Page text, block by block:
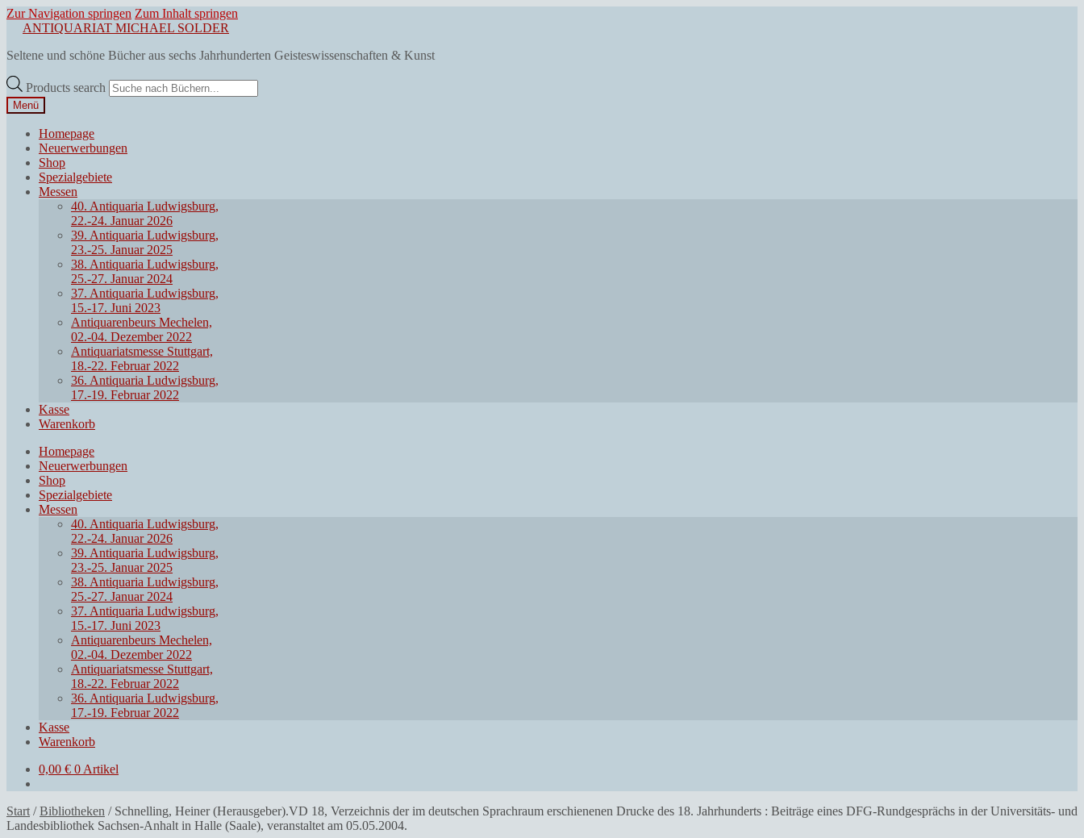
Zur Navigation springen Zum Inhalt springen
ANTIQUARIAT MICHAEL SOLDER
Seltene und schöne Bücher aus sechs Jahrhunderten Geisteswissenschaften & Kunst
Products search
Menü
Homepage
Neuerwerbungen
Shop
Spezialgebiete
Messen
40. Antiquaria Ludwigsburg,
22.-24. Januar 2026
39. Antiquaria Ludwigsburg,
23.-25. Januar 2025
38. Antiquaria Ludwigsburg,
25.-27. Januar 2024
37. Antiquaria Ludwigsburg,
15.-17. Juni 2023
Antiquarenbeurs Mechelen,
02.-04. Dezember 2022
Antiquariatsmesse Stuttgart,
18.-22. Februar 2022
36. Antiquaria Ludwigsburg,
17.-19. Februar 2022
Kasse
Warenkorb
Homepage
Neuerwerbungen
Shop
Spezialgebiete
Messen
40. Antiquaria Ludwigsburg,
22.-24. Januar 2026
39. Antiquaria Ludwigsburg,
23.-25. Januar 2025
38. Antiquaria Ludwigsburg,
25.-27. Januar 2024
37. Antiquaria Ludwigsburg,
15.-17. Juni 2023
Antiquarenbeurs Mechelen,
02.-04. Dezember 2022
Antiquariatsmesse Stuttgart,
18.-22. Februar 2022
36. Antiquaria Ludwigsburg,
17.-19. Februar 2022
Kasse
Warenkorb
0,00 € 0 Artikel
Start /Bibliotheken / Schnelling, Heiner (Herausgeber).VD 18, Verzeichnis der im deutschen Sprachraum erschienenen Drucke des 18. Jahrhunderts : Beiträge eines DFG-Rundgesprächs in der Universitäts- und
Landesbibliothek Sachsen-Anhalt in Halle (Saale), veranstaltet am 05.05.2004.